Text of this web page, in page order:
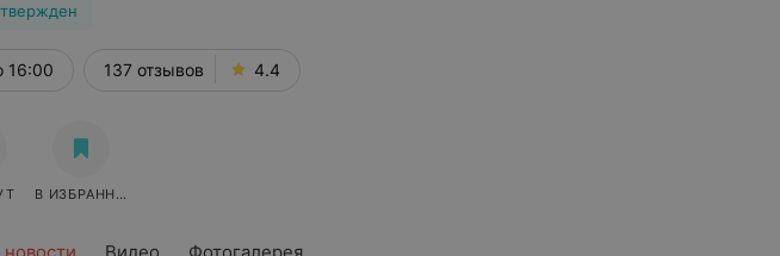
16:00 137 отзывов 4.4
В ИЗБРАННОЕ